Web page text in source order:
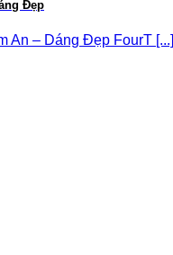
Đẹp
An – Dáng Đẹp FourT [...]